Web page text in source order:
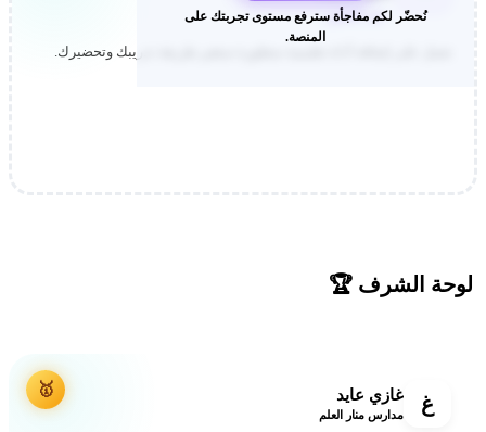
قيد التطوير
نعمل على إضافة أداة تعليمية متطورة ستغير طريقة تدريبك وتحضيرك.
نُحضّر لكم مفاجأة سترفع مستوى تجربتك على
المنصة.
الشرف 🏆
🥇 غازي عايد
مدارس منار العلم